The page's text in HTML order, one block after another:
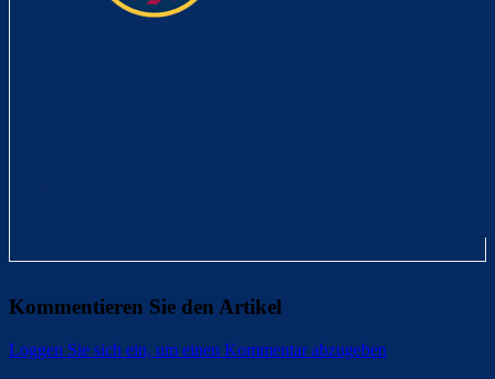
Kommentieren Sie den Artikel
Loggen Sie sich ein, um einen Kommentar abzugeben